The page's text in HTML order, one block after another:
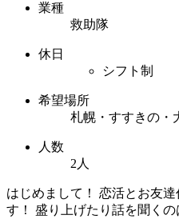
業種
救助隊
休日
シフト制
希望場所
札幌・すすきの・
人数
2人
はじめまして！ 恋活とお友
す！ 盛り上げたり話を聞く